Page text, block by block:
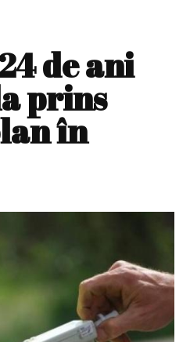
de ani
prins
în